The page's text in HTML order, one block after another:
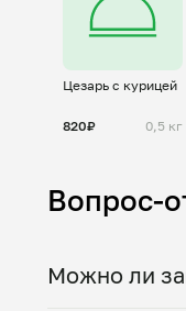
Цезарь с курицей
820₽ 0,5 кг
Вопрос-
Можно ли